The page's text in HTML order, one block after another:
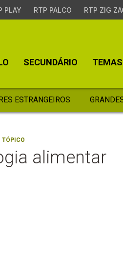
PLAY RTP PALCO RTP ZIG
SECUNDÁRIO TEMAS
ESTRANGEIROS
TÓPICO
alimentar